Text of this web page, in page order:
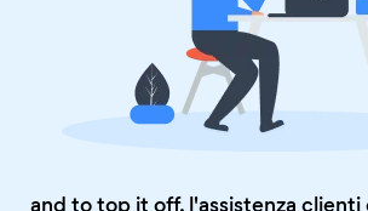
and to top it off, l'assistenza clienti